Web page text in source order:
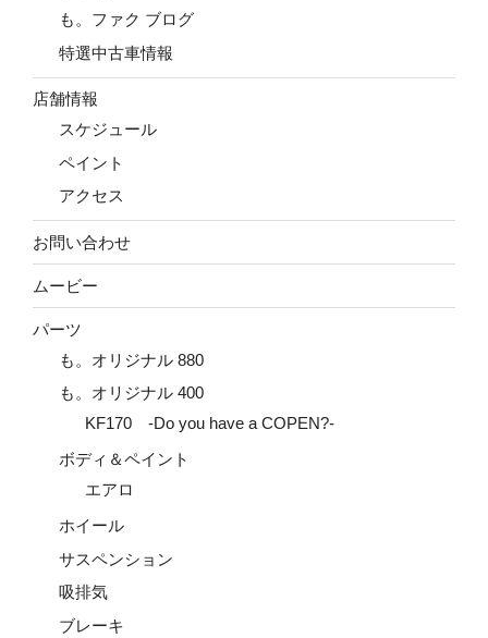
も。ファク ブログ
特選中古車情報
店舗情報
スケジュール
ペイント
アクセス
お問い合わせ
ムービー
パーツ
も。オリジナル 880
も。オリジナル 400
KF170 -Do you have a COPEN?-
ボディ＆ペイント
エアロ
ホイール
サスペンション
吸排気
ブレーキ